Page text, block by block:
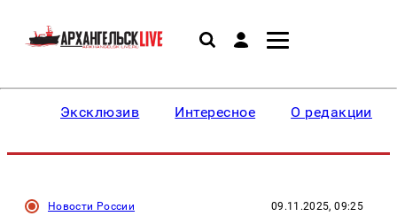
Эксклюзив Интересное О редакции
Новости России 09.11.2025, 09:25